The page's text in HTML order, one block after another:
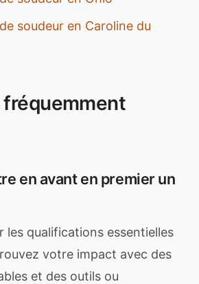
soudeur en Caroline du
en avant en premier un
les qualifications essentielles
votre impact avec des
et des outils ou